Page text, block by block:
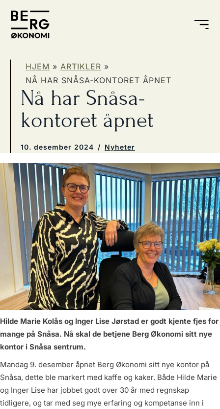
HJEM » ARTIKLER »
NÅ HAR SNÅSA-KONTORET ÅPNET
Nå har Snåsa-
kontoret åpnet
10. desember 2024 / Nyheter
Hilde Marie Kolås og Inger Lise Jørstad er godt kjente fjes for
mange på Snåsa. Nå skal de betjene Berg Økonomi sitt nye
kontor i Snåsa sentrum.
Mandag 9. desember åpnet Berg Økonomi sitt nye kontor på
Snåsa, dette ble markert med kaffe og kaker. Både Hilde Marie
og Inger Lise har jobbet godt over 30 år med regnskap
tidligere, og tar med seg mye erfaring og kompetanse inn i